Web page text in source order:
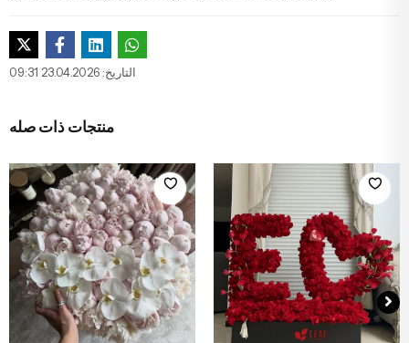
التاريخ: 23.04.2026 09:31
منتجات ذات صله